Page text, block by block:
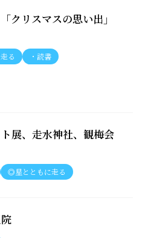
クリスマスの思い出」
る ・読書
展、走水神社、観梅会
◎星とともに走る